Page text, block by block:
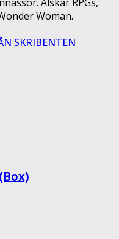
Woman.
SKRIBENTEN